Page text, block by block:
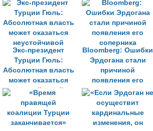
Экс-президент
Турции Гюль:
Абсолютная власть
может оказаться
неустойчивой
Bloomberg: Ошибки
Эрдогана стали
причиной
появления его
соперника